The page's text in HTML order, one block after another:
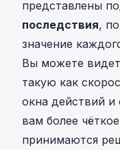
представлены
последствия,
значение
Вы можете
такую как
окна действий и
вам более
принимаются